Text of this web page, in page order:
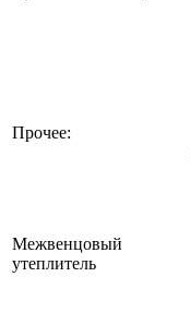
Прочее:
Межвенцовый
утеплитель